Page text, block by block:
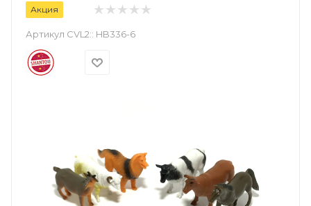
Акция
Артикул CVL2:: HB336-6